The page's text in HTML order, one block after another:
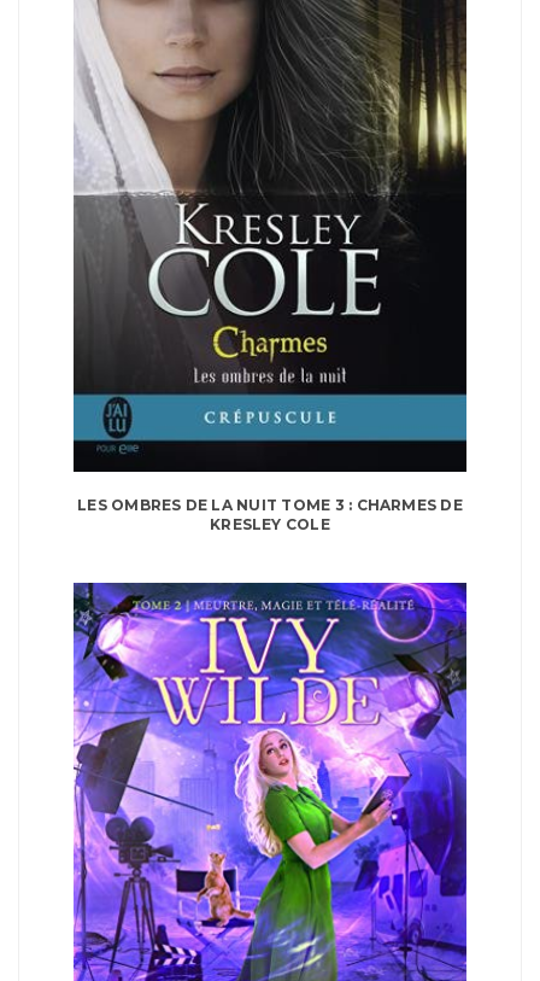
LES OMBRES DE LA NUIT TOME 3 : CHARMES DE
KRESLEY COLE